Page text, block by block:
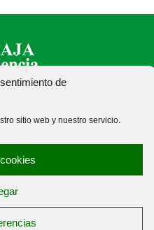
de
sitio web y nuestro servicio.
Agricultores
- 34001 Palencia -
| Xolido